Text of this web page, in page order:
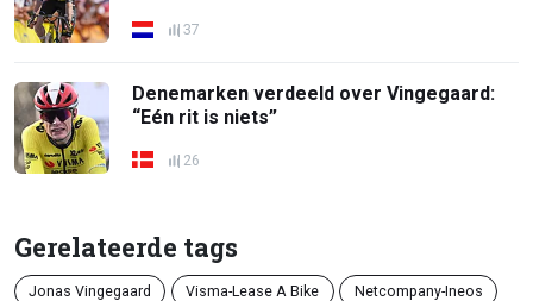
37
Denemarken verdeeld over Vingegaard:
“Eén rit is niets”
26
Gerelateerde tags
Jonas Vingegaard Visma-Lease A Bike Netcompany-Ineos